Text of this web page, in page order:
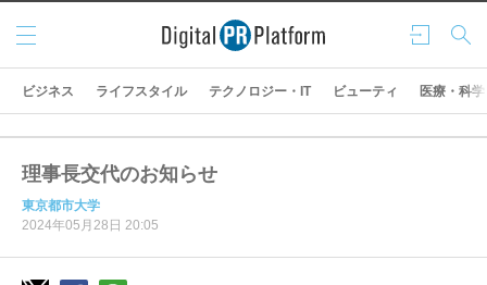
ログ
イン
検索
メニ
ュー
ビジネス ライフスタイル テクノロジー・IT ビューティ 医療・科学
理事長交代のお知らせ
東京都市大学
2024年05月28日 20:05